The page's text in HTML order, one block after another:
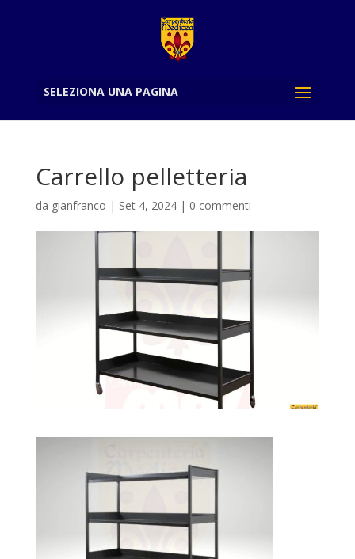
SELEZIONA UNA PAGINA
Carrello pelletteria
da gianfranco | Set 4, 2024| 0 commenti